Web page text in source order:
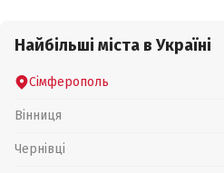
Найбільші міста в Україні
Сімферополь
Вінниця
Чернівці